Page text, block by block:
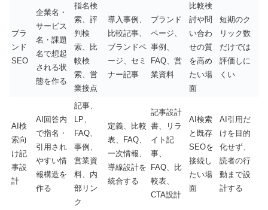
ブラ
ンド
SEO
企業名・
サービス
名・課題
名で想起
される状
態を作る
指名検
索、評
判検
索、比
較検
索、営
業接点
導入事例、
比較記事、
ブランドペ
ージ、セミ
ナー記事
ブランド
ページ、
事例、
FAQ、営
業資料
比較検
討や問
い合わ
せの質
を高め
たい場
面
短期のク
リック数
だけでは
評価しに
くい
AI検
索向
け記
事設
計
AI回答内
で指名・
引用され
やすい情
報構造を
作る
記事、
LP、
FAQ、
事例、
営業資
料、内
部リン
ク
定義、比較
表、FAQ、
一次情報、
導線設計を
統合する
記事設計
書、リラ
イト記
事、
FAQ、比
較表、
CTA設計
AI検索
と既存
SEOを
接続し
たい場
面
AI引用だ
けを目的
化せず、
読者の行
動まで設
計する